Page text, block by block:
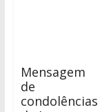
Mensagem
de
condolências